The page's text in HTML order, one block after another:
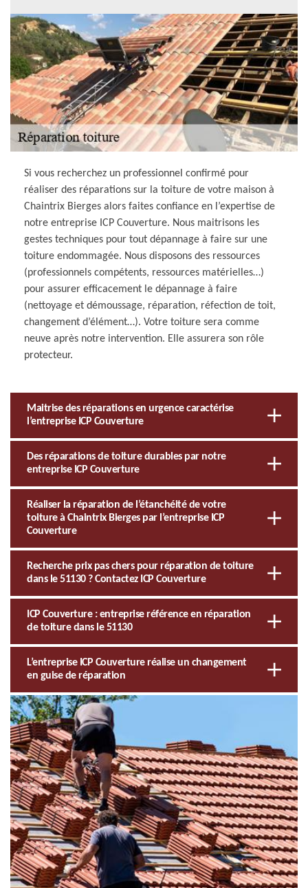
Si vous recherchez un professionnel confirmé pour
réaliser des réparations sur la toiture de votre maison à
Chaintrix Bierges alors faites confiance en l’expertise de
notre entreprise ICP Couverture. Nous maitrisons les
gestes techniques pour tout dépannage à faire sur une
toiture endommagée. Nous disposons des ressources
(professionnels compétents, ressources matérielles…)
pour assurer efficacement le dépannage à faire
(nettoyage et démoussage, réparation, réfection de toit,
changement d’élément…). Votre toiture sera comme
neuve après notre intervention. Elle assurera son rôle
protecteur.
Maitrise des réparations en urgence caractérise
l’entreprise ICP Couverture
Des réparations de toiture durables par notre
entreprise ICP Couverture
Réaliser la réparation de l’étanchéité de votre
toiture à Chaintrix Bierges par l’entreprise ICP
Couverture
Recherche prix pas chers pour réparation de toiture
dans le 51130 ? Contactez ICP Couverture
ICP Couverture : entreprise référence en réparation
de toiture dans le 51130
L’entreprise ICP Couverture réalise un changement
en guise de réparation